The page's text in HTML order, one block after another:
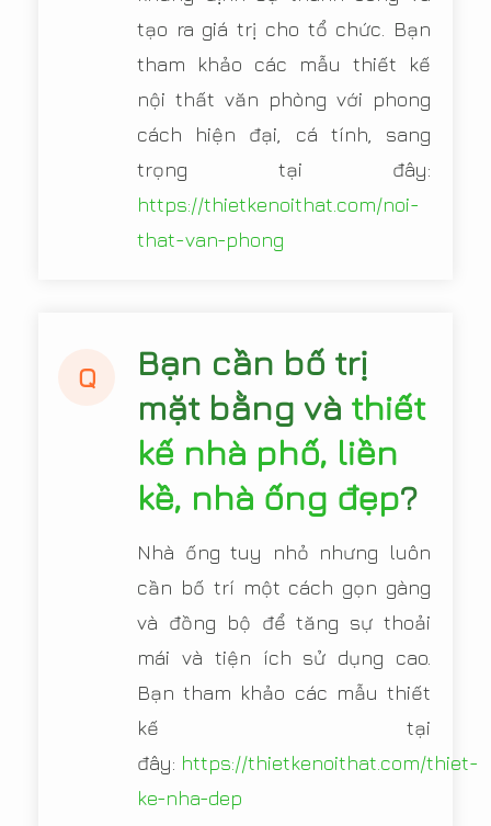
tạo ra giá trị cho tổ chức. Bạn
tham khảo các mẫu thiết kế
nội thất văn phòng với phong
cách hiện đại, cá tính, sang
trọng tại đây:
https://thietkenoithat.com/noi-
that-van-phong
Q
Bạn cần bố trị
mặt bằng và thiết
kế nhà phố, liền
kề, nhà ống đẹp?
Nhà ống tuy nhỏ nhưng luôn
cần bố trí một cách gọn gàng
và đồng bộ để tăng sự thoải
mái và tiện ích sử dụng cao.
Bạn tham khảo các mẫu thiết
kế tại
đây: https://thietkenoithat.com/thiet-
ke-nha-dep